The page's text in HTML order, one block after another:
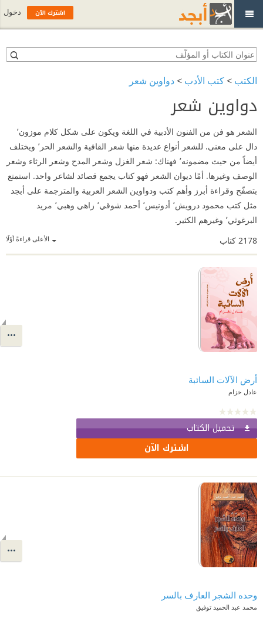
الكتب >كتب الأدب >دواوين شعر
دواوين شعر
الشعر هو فن من الفنون الأدبية في اللغة ويكون على شكل كلام موزون٬
دال على معنى. للشعر أنواع عديدة منها شعر القافية والشعر الحر٬ ويختلف
أيضاً من حيث مضمونه٬ فهناك: شعر الغزل وشعر المدح وشعر الرثاء وشعر
الوصف وغيرها. أمًا ديوان الشعر فهو كتاب يجمع قصائد لشاعر واحد. استمتع
بتصفّح وقراءة أبرز وأهم كتب ودواوين الشعر العربية والمترجمة على أبجد
مثل كتب محمود درويش٬ أدونيس٬ أحمد شوقي٬ زاهي وهبي٬ مريد
البرغوثي٬ وغيرهم الكثير.
الأعلى قراءةً أوّلًا 2178 كتاب
أرض الآلات السائبة
عادل خزام
تحميل الكتاب
اشترك الآن
وحده الشجر العارف بالسر
محمد عبد الحميد توفيق
اشترك الآن دخول